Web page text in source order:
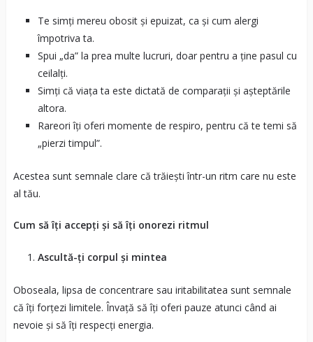
Te simți mereu obosit și epuizat, ca și cum alergi
împotriva ta.
Spui „da” la prea multe lucruri, doar pentru a ține pasul cu
ceilalți.
Simți că viața ta este dictată de comparații și așteptările
altora.
Rareori îți oferi momente de respiro, pentru că te temi să
„pierzi timpul”.
Acestea sunt semnale clare că trăiești într-un ritm care nu este
al tău.
Cum să îți accepți și să îți onorezi ritmul
Ascultă-ți corpul și mintea
Oboseala, lipsa de concentrare sau iritabilitatea sunt semnale
că îți forțezi limitele. Învață să îți oferi pauze atunci când ai
nevoie și să îți respecți energia.